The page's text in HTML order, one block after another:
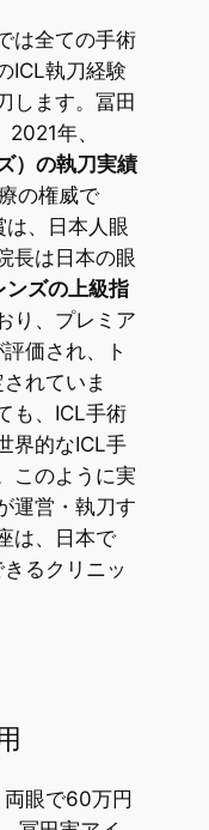
は全ての手術
ICL執刀経験
します。冨田
年、
）の執刀実績
の権威で
、日本人眼
長は日本の眼
ンズの上級指
り、プレミア
価され、ト
れていま
も、ICL手術
界的なICL手
このように実
運営・執刀す
は、日本で
るクリニッ
眼で60万円